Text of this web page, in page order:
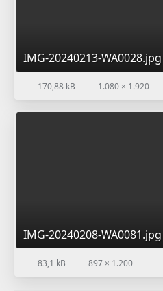
IMG-20240213-WA0028.jpg
170,88 kB 1.080 × 1.920
IMG-20240208-WA0081.jpg
83,1 kB 897 × 1.200